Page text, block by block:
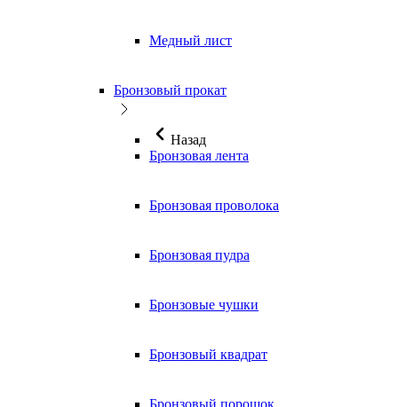
Медный лист
Бронзовый прокат
Назад
Бронзовая лента
Бронзовая проволока
Бронзовая пудра
Бронзовые чушки
Бронзовый квадрат